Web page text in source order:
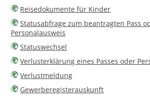
Reisedokumente für Kinder
Statusabfrage zum beantragten Pass
Personalausweis
Statuswechsel
Verlusterklärung eines Passes oder
Verlustmeldung
Gewerberegisterauskunft